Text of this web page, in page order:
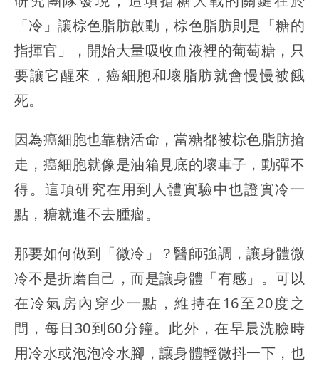
「冷」讓棕色脂肪啟動，棕色脂肪則是「糖的
指揮官」，開始大量吸收血液裡的葡萄糖，只
要讓它醒來，癌細胞和壞脂肪就會慢慢被餓
死。
因為癌細胞也靠糖活命，當糖都被棕色脂肪搶
走，癌細胞就像是油箱見底的壞車子，動彈不
得。這項研究在用到人體實驗中也證實冷一
點，糖就進不去腫瘤。
那要如何做到「微冷」？醫師強調，讓身體微
冷不是折磨自己，而是讓身體「有感」。可以
在冷氣房內穿少一點，維持在16至20度之
間，每日30到60分鐘。此外，在早晨洗臉時
用冷水或泡泡冷水腳，讓身體輕微抖一下，也